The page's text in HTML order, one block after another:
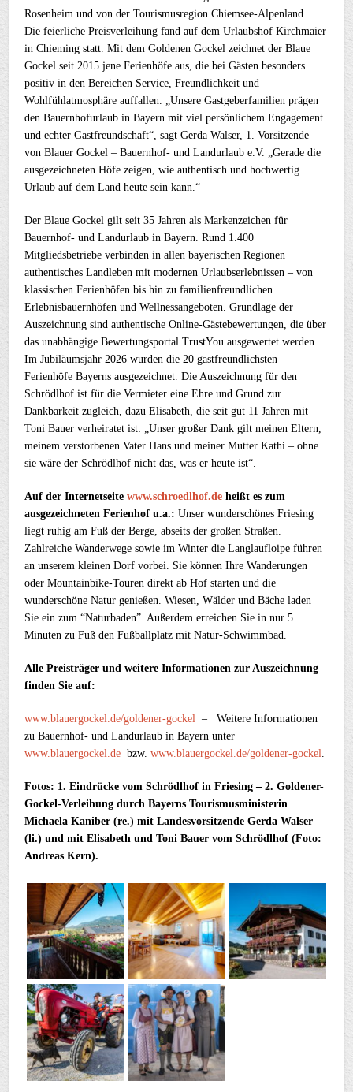
Rosenheim und von der Tourismusregion Chiemsee-Alpenland.
Die feierliche Preisverleihung fand auf dem Urlaubshof Kirchmaier
in Chieming statt. Mit dem Goldenen Gockel zeichnet der Blaue
Gockel seit 2015 jene Ferienhöfe aus, die bei Gästen besonders
positiv in den Bereichen Service, Freundlichkeit und
Wohlfühlatmosphäre auffallen. „Unsere Gastgeberfamilien prägen
den Bauernhofurlaub in Bayern mit viel persönlichem Engagement
und echter Gastfreundschaft“, sagt Gerda Walser, 1. Vorsitzende
von Blauer Gockel – Bauernhof- und Landurlaub e.V. „Gerade die
ausgezeichneten Höfe zeigen, wie authentisch und hochwertig
Urlaub auf dem Land heute sein kann.“
Der Blaue Gockel gilt seit 35 Jahren als Markenzeichen für
Bauernhof- und Landurlaub in Bayern. Rund 1.400
Mitgliedsbetriebe verbinden in allen bayerischen Regionen
authentisches Landleben mit modernen Urlaubserlebnissen – von
klassischen Ferienhöfen bis hin zu familienfreundlichen
Erlebnisbauernhöfen und Wellnessangeboten. Grundlage der
Auszeichnung sind authentische Online-Gästebewertungen, die über
das unabhängige Bewertungsportal TrustYou ausgewertet werden.
Im Jubiläumsjahr 2026 wurden die 20 gastfreundlichsten
Ferienhöfe Bayerns ausgezeichnet. Die Auszeichnung für den
Schrödlhof ist für die Vermieter eine Ehre und Grund zur
Dankbarkeit zugleich, dazu Elisabeth, die seit gut 11 Jahren mit
Toni Bauer verheiratet ist: „Unser großer Dank gilt meinen Eltern,
meinem verstorbenen Vater Hans und meiner Mutter Kathi – ohne
sie wäre der Schrödlhof nicht das, was er heute ist“.
Auf der Internetseitewww.schroedlhof.de heißt es zum
ausgezeichneten Ferienhof u.a.: Unser wunderschönes Friesing
liegt ruhig am Fuß der Berge, abseits der großen Straßen.
Zahlreiche Wanderwege sowie im Winter die Langlaufloipe führen
an unserem kleinen Dorf vorbei. Sie können Ihre Wanderungen
oder Mountainbike-Touren direkt ab Hof starten und die
wunderschöne Natur genießen. Wiesen, Wälder und Bäche laden
Sie ein zum “Naturbaden”. Außerdem erreichen Sie in nur 5
Minuten zu Fuß den Fußballplatz mit Natur-Schwimmbad.
Alle Preisträger und weitere Informationen zur Auszeichnung
finden Sie auf:
www.blauergockel.de/goldener-gockel – Weitere Informationen
zu Bauernhof- und Landurlaub in Bayern unter
www.blauergockel.de bzw.www.blauergockel.de/goldener-gockel
Fotos: 1. Eindrücke vom Schrödlhof in Friesing – 2. Goldener-
Gockel-Verleihung durch Bayerns Tourismusministerin
Michaela Kaniber (re.) mit Landesvorsitzende Gerda Walser
(li.) und mit Elisabeth und Toni Bauer vom Schrödlhof (Foto:
Andreas Kern).